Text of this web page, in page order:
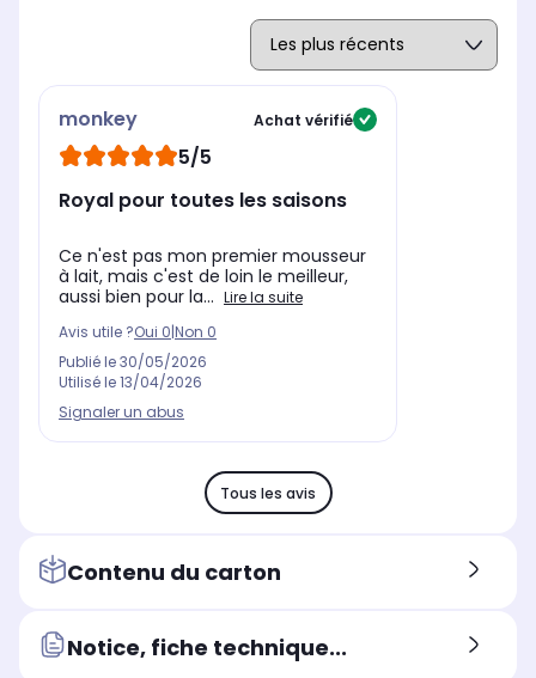
monkey Achat vérifié
5/5
Royal pour toutes les saisons
Ce n'est pas mon premier mousseur
à lait, mais c'est de loin le meilleur,
aussi bien pour la... Lire la suite
Avis utile ?Oui 0 Non 0
Publié le30/05/2026
Utilisé le13/04/2026
Signaler un abus
Tous les avis
Contenu du carton
Notice, fiche technique...